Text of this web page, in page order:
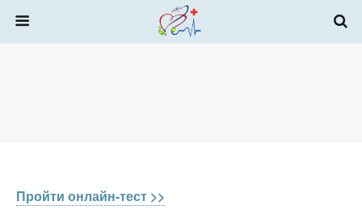
Пройти онлайн-тест >>